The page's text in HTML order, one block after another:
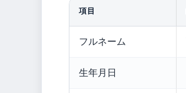
項目
フルネーム
生年月日